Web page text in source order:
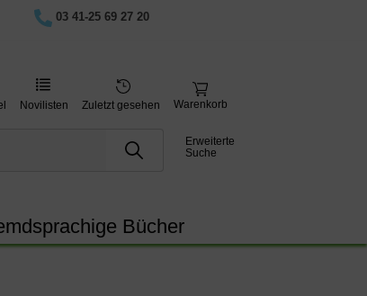
03 41-25 69 27 20
Novilisten Zuletzt gesehen Warenkorb
Erweiterte
Suche
Bücher